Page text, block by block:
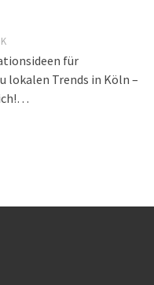
für
lokalen Trends in Köln –